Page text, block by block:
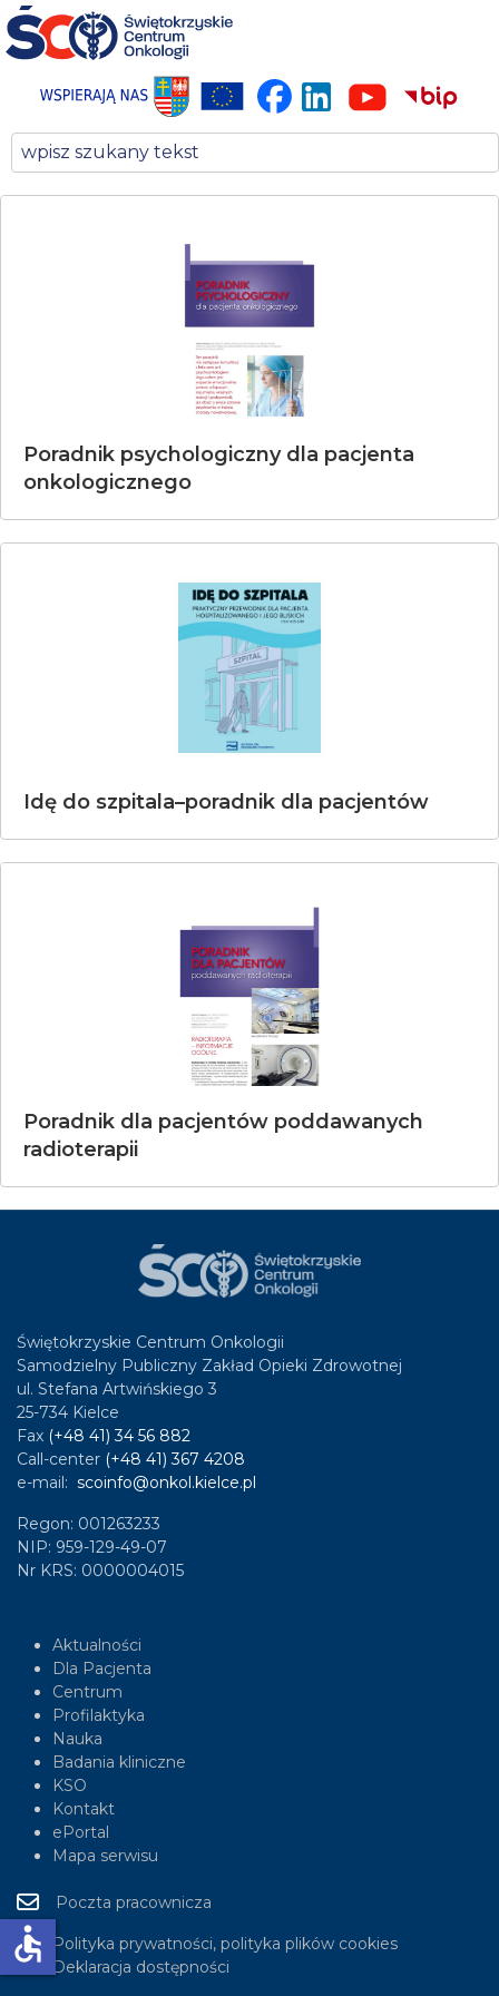
Poradnik psychologiczny dla pacjenta
onkologicznego
Idę do szpitala–poradnik dla pacjentów
Poradnik dla pacjentów poddawanych
radioterapii
Świętokrzyskie Centrum Onkologii
Samodzielny Publiczny Zakład Opieki Zdrowotnej
ul. Stefana Artwińskiego 3
25-734 Kielce
Fax (+48 41) 34 56 882
Call-center (+48 41) 367 4208
e-mail: scoinfo@onkol.kielce.pl
Regon: 001263233
NIP: 959-129-49-07
Nr KRS: 0000004015
Aktualności
Dla Pacjenta
Centrum
Profilaktyka
Nauka
Badania kliniczne
KSO
Kontakt
ePortal
Mapa serwisu
Poczta pracownicza
Polityka prywatności, polityka plików cookies
Deklaracja dostępności
accessible